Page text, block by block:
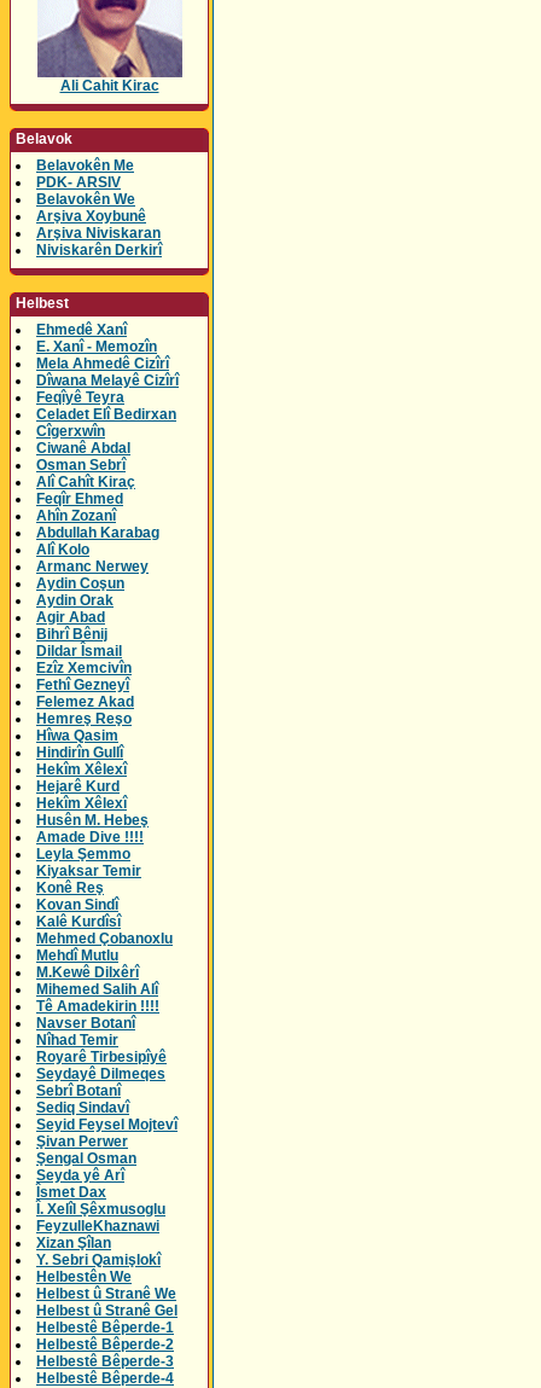
Ali Cahit Kirac
Belavok
Belavokên Me
PDK- ARSIV
Belavokên We
Arşiva Xoybunê
Arşiva Niviskaran
Niviskarên Derkirî
Helbest
Ehmedê Xanî
E. Xanî - Memozîn
Mela Ahmedê Cizîrî
Dîwana Melayê Cizîrî
Feqîyê Teyra
Celadet Elî Bedirxan
Cîgerxwîn
Ciwanê Abdal
Osman Sebrî
Alî Cahît Kiraç
Feqîr Ehmed
Ahîn Zozanî
Abdullah Karabag
Alî Kolo
Armanc Nerwey
Aydin Coşun
Aydin Orak
Agir Abad
Bihrî Bênij
Dildar Îsmail
Ezîz Xemcivîn
Fethî Gezneyî
Felemez Akad
Hemreş Reşo
Hîwa Qasim
Hindirîn Gullî
Hekîm Xêlexî
Hejarê Kurd
Hekîm Xêlexî
Husên M. Hebeş
Amade Dive !!!!
Leyla Şemmo
Kiyaksar Temir
Konê Reş
Kovan Sindî
Kalê Kurdîsî
Mehmed Çobanoxlu
Mehdî Mutlu
M.Kewê Dilxêrî
Mihemed Salih Alî
Tê Amadekirin !!!!
Navser Botanî
Nîhad Temir
Royarê Tirbesipîyê
Seydayê Dilmeqes
Sebrî Botanî
Sediq Sindavî
Seyid Feysel Mojtevî
Şivan Perwer
Şengal Osman
Seyda yê Arî
Îsmet Dax
Î. Xelîl Şêxmusoglu
FeyzulleKhaznawi
Xizan Şîlan
Y. Sebri Qamişlokî
Helbestên We
Helbest û Stranê We
Helbest û Stranê Gel
Helbestê Bêperde-1
Helbestê Bêperde-2
Helbestê Bêperde-3
Helbestê Bêperde-4